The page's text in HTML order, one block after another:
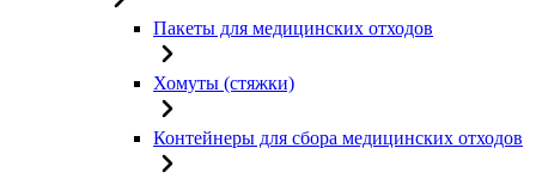
Пакеты для медицинских отходов
Хомуты (стяжки)
Контейнеры для сбора медицинских отходов